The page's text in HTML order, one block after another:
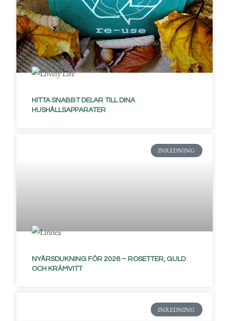
HITTA SNABBT DELAR TILL DINA
HUSHÅLLSAPPARATER
INREDNING
NYÅRSDUKNING FÖR 2026 – ROSETTER, GULD
OCH KRÄMVITT
INREDNING